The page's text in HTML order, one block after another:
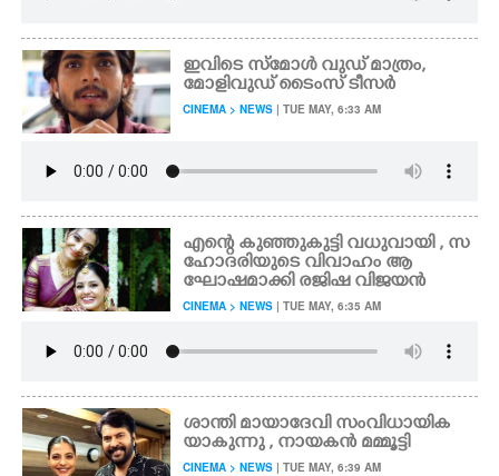
ഇവിടെ സ്മോൾ വുഡ് മാത്രം,​
മോളിവുഡ് ടൈംസ് ടീസർ
CINEMA > NEWS | TUE MAY, 6:33 AM
എന്റെ കുഞ്ഞുകുട്ടി വധുവായി , സ
ഹോദരിയുടെ വിവാഹം ആ
ഘോഷമാക്കി രജിഷ വിജയൻ
CINEMA > NEWS | TUE MAY, 6:35 AM
ശാന്തി മായാദേവി സംവിധായിക
യാകുന്നു , നായകൻ മമ്മൂട്ടി
CINEMA > NEWS | TUE MAY, 6:39 AM